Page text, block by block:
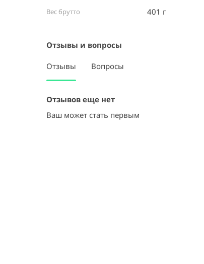
Вес брутто 401 г
Отзывы и вопросы
Отзывы Вопросы
Отзывов еще нет
Ваш может стать первым